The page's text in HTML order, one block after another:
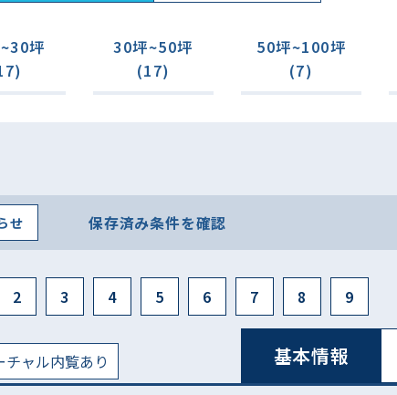
坪
30坪~50坪
(17)
50坪~100坪
(7)
せ 保存済み条件を確認
2 3 4 5 6 7 8 9
ャル内覧あり 基本情報